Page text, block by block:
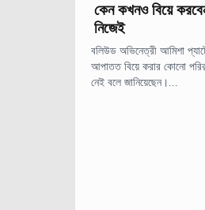
কেন কখনও বিয়ে
নিজেই
বলিউড অভিনেত্রী আমিশা
আপাতত বিয়ে করার কোনো
নেই বলে জানিয়েছেন।...